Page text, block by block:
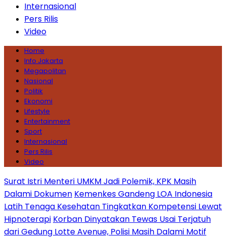
Internasional
Pers Rilis
Video
Home
Info Jakarta
Megapolitan
Nasional
Politik
Ekonomi
Lifestyle
Entertainment
Sport
Internasional
Pers Rilis
Video
Surat Istri Menteri UMKM Jadi Polemik, KPK Masih
Dalami Dokumen Kemenkes Gandeng LOA Indonesia
Latih Tenaga Kesehatan Tingkatkan Kompetensi Lewat
Hipnoterapi Korban Dinyatakan Tewas Usai Terjatuh
dari Gedung Lotte Avenue, Polisi Masih Dalami Motif